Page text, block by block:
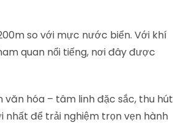
so với mực nước biển. Với khí
quan nổi tiếng, nơi đây được
hóa – tâm linh đặc sắc, thu hút
để trải nghiệm trọn vẹn hành